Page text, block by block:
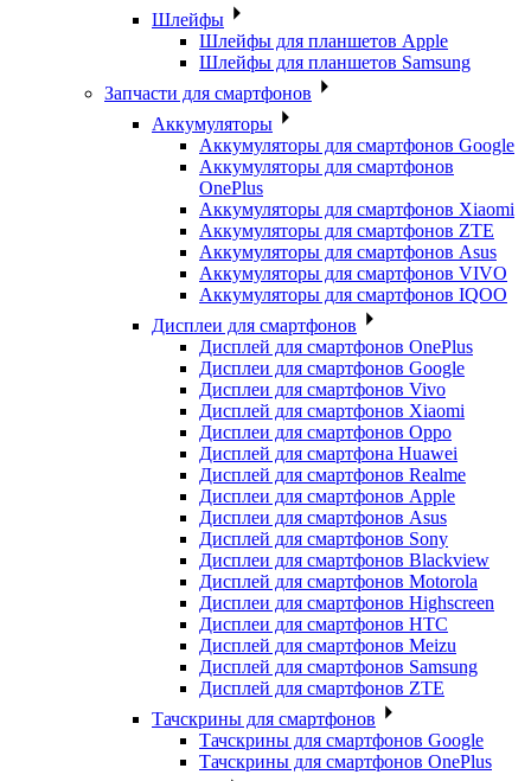
Шлейфы
Шлейфы для планшетов Apple
Шлейфы для планшетов Samsung
Запчасти для смартфонов
Аккумуляторы
Аккумуляторы для смартфонов Google
Аккумуляторы для смартфонов
OnePlus
Аккумуляторы для смартфонов Xiaomi
Аккумуляторы для смартфонов ZTE
Аккумуляторы для cмартфонов Asus
Аккумуляторы для смартфонов VIVO
Аккумуляторы для смартфонов IQOO
Дисплеи для смартфонов
Дисплей для смартфонов OnePlus
Дисплеи для смартфонов Google
Дисплеи для смартфонов Vivo
Дисплей для смартфонов Xiaomi
Дисплеи для смартфонов Oppo
Дисплей для смартфона Huawei
Дисплей для смартфонов Realme
Дисплеи для смартфонов Apple
Дисплеи для смартфонов Asus
Дисплей для смартфонов Sony
Дисплеи для смартфонов Blackview
Дисплей для смартфонов Motorola
Дисплеи для смартфонов Highscreen
Дисплеи для смартфонов HTC
Дисплей для смартфонов Meizu
Дисплей для смартфонов Samsung
Дисплей для смартфонов ZTE
Тачскрины для смартфонов
Тачскрины для смартфонов Google
Тачскрины для смартфонов OnePlus